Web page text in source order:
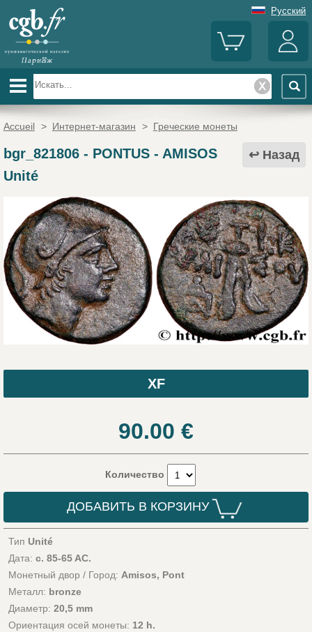
Русский
Accueil > Интернет-магазин > Греческие монеты
Назад
bgr_821806- PONTUS - AMISOS
Unité
XF
90.00 €
Количество
ДОБАВИТЬ В КОРЗИНУ
Тип Unité
Дата: c. 85-65 AC.
Монетный двор / Город: Amisos, Pont
Металл: bronze
Диаметр: 20,5 mm
Ориентация осей монеты: 12 h.